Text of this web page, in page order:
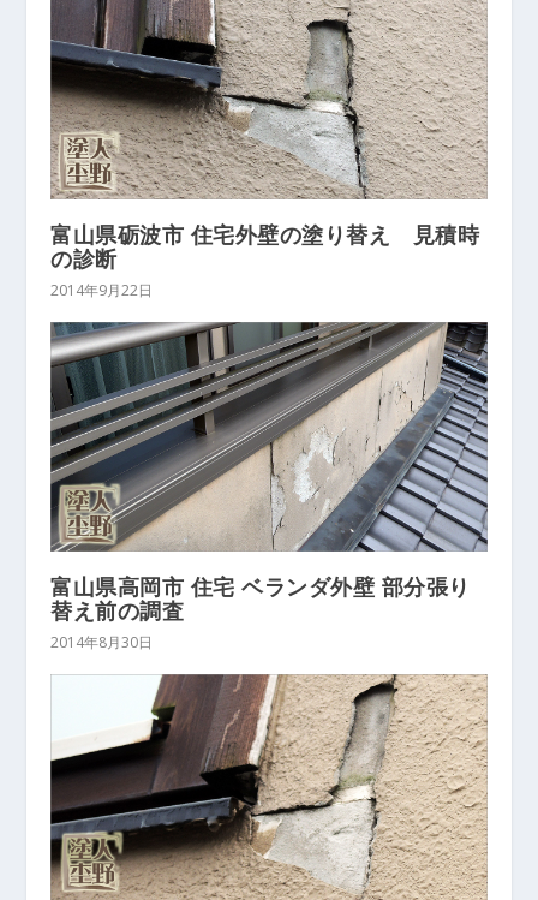
富山県砺波市 住宅外壁の塗り替え 見積時
の診断
2014年9月22日
富山県高岡市 住宅 ベランダ外壁 部分張り
替え前の調査
2014年8月30日